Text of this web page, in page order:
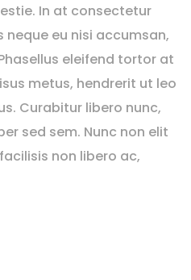
In at consectetur
eu nisi accumsan,
eleifend tortor at
metus, hendrerit ut leo
Curabitur libero nunc,
sed sem. Nunc non elit
non libero ac,